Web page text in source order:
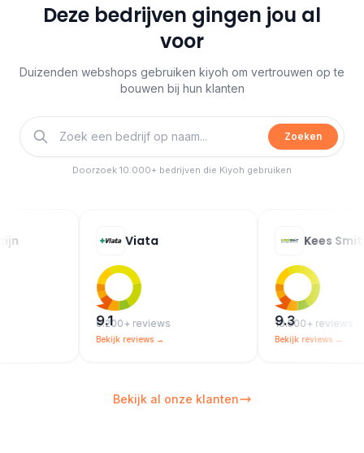
Deze bedrijven gingen jou al
voor
Duizenden webshops gebruiken kiyoh om vertrouwen op te
bouwen bij hun klanten
Zoeken
Doorzoek 10.000+ bedrijven die Kiyoh gebruiken
8.200+ reviews
Bekijk reviews →
Kees Smit
10.500+ reviews
Bekijk reviews →
Bekijk al onze klanten